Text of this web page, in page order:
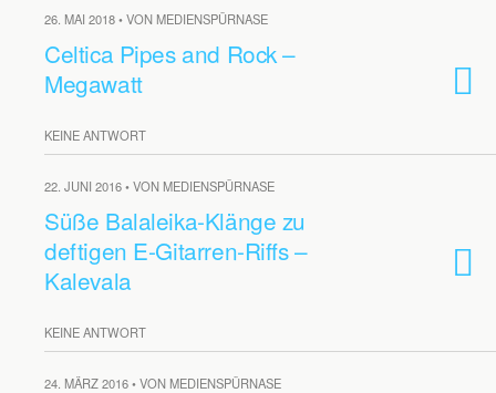
26. MAI 2018 • VON MEDIENSPÜRNASE
Celtica Pipes and Rock –
Megawatt
KEINE ANTWORT
22. JUNI 2016 • VON MEDIENSPÜRNASE
Süße Balaleika-Klänge zu
deftigen E-Gitarren-Riffs –
Kalevala
KEINE ANTWORT
24. MÄRZ 2016 • VON MEDIENSPÜRNASE